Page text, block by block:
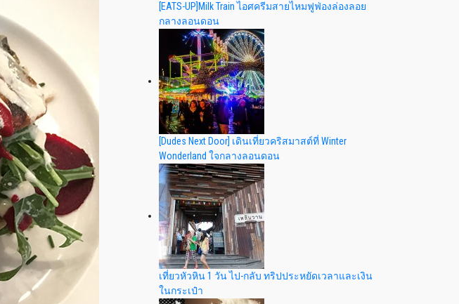
[EATS-UP]Milk Train ไอศครีมสายไหมฟูฟ่องล่องลอย
กลางลอนดอน
[Dudes Next Door] เดินเที่ยวคริสมาสต์ที่ Winter
Wonderland ใจกลางลอนดอน
เที่ยวหัวหิน 1 วัน ไป-กลับ ทริปประหยัดเวลาและเงิน
ในกระเป๋า